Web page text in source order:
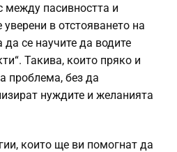
между пасивността и
в отстояването на
се научите да водите
Такива, които пряко и
проблема, без да
нуждите и желанията
които ще ви помогнат да